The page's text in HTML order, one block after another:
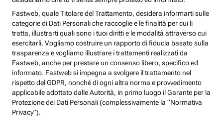
Fastweb, quale Titolare del Trattamento, desidera informarti sulle
categorie di Dati Personali che raccoglie e le finalità per cui li
tratta, illustrarti quali sono i tuoi diritti e le modalità attraverso cui
esercitarli. Vogliamo costruire un rapporto di fiducia basato sulla
trasparenza e vogliamo illustrare i trattamenti realizzati da
Fastweb, anche per prestare un consenso libero, specifico ed
informato. Fastweb si impegna a svolgere il trattamento nel
rispetto del GDPR, nonché di ogni altra norma e provvedimento
applicabile adottato dalle Autorità, in primo luogo il Garante per la
Protezione dei Dati Personali (complessivamente la “Normativa
Privacy”).